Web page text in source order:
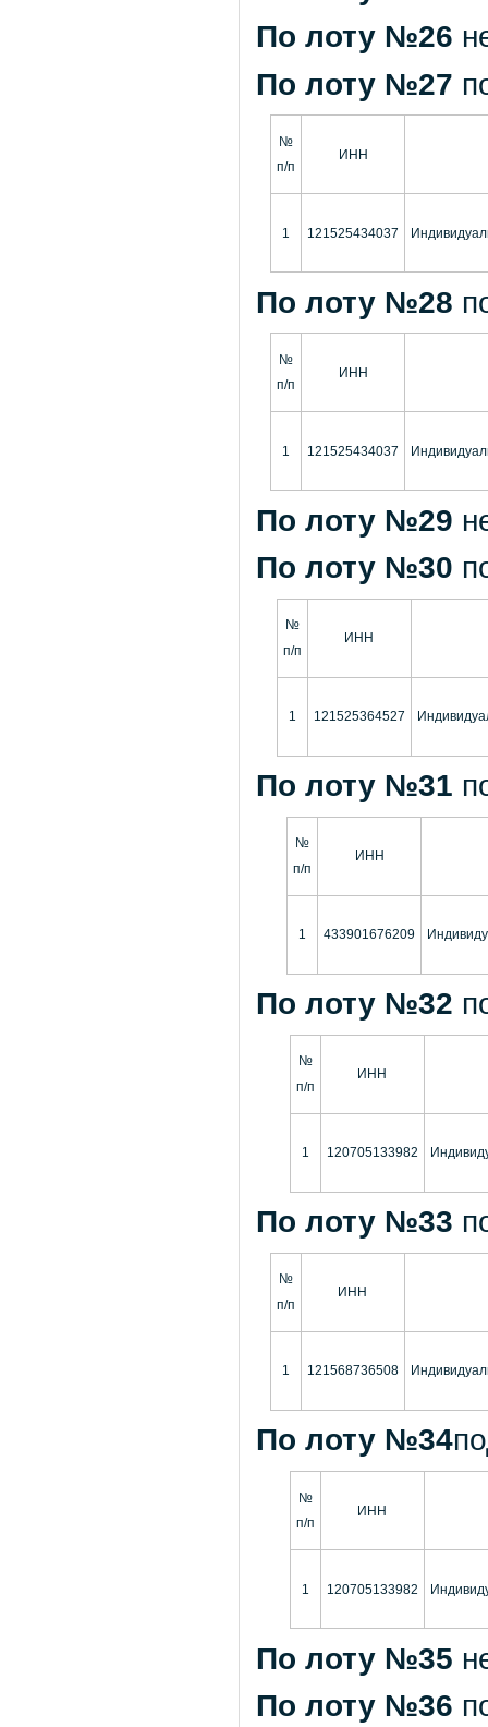
По лоту №26
По лоту №27
№
п/п
ИНН
1 121525434037
По лоту №28
№
п/п
ИНН
1 121525434037
По лоту №29
По лоту №30
№
п/п
ИНН
1 121525364527
По лоту №31
№
п/п
ИНН
1 433901676209
По лоту №32
№
п/п
ИНН
1 120705133982
По лоту №33
№
п/п
ИНН
1 121568736508
По лоту №34
№
п/п
ИНН
1 120705133982
По лоту №35
По лоту №36